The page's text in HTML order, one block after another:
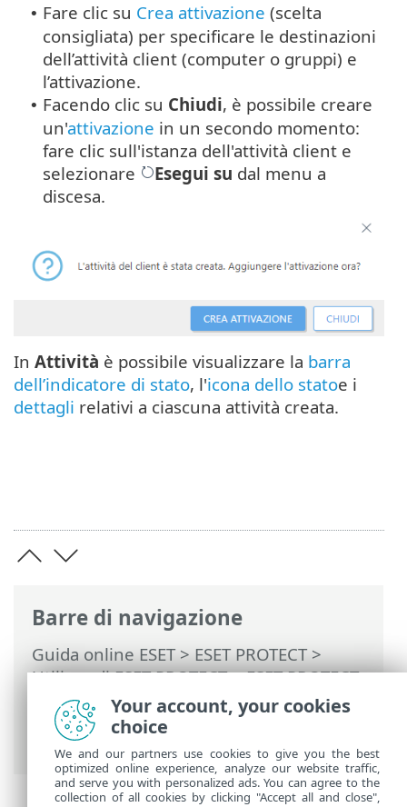
Barre di navigazione
Guida online ESET> ESET PROTECT>
Utilizzo di ESET PROTECT>ESET PROTECT
Menu principale>Attività >Attività client
> Interrompi isolamento del computer
dalla rete
• Fare clic su Crea attivazione (scelta
consigliata) per specificare le destinazioni
dell’attività client (computer o gruppi) e
l’attivazione.
• Facendo clic su Chiudi, è possibile creare
un'attivazione in un secondo momento:
fare clic sull'istanza dell'attività client e
selezionare
Esegui su dal menu a
discesa.
In Attività è possibile visualizzare la barra
dell’indicatore di stato, l'icona dello statoe i
dettagli relativi a ciascuna attività creata.
Your account, your cookies
choice
We and our partners use cookies to give you the best
optimized online experience, analyze our website traffic,
and serve you with personalized ads. You can agree to the
collection of all cookies by clicking "Accept all and close",